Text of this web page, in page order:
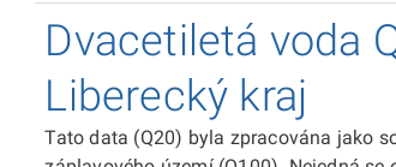
Dvacetiletá voda
Liberecký kraj
Tato data (Q20) byla zpracována jako